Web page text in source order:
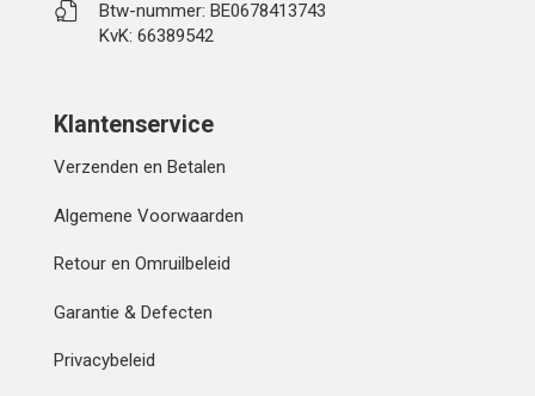
Btw-nummer: BE0678413743
KvK: 66389542
Klantenservice
Verzenden en Betalen
Algemene Voorwaarden
Retour en Omruilbeleid
Garantie & Defecten
Privacybeleid